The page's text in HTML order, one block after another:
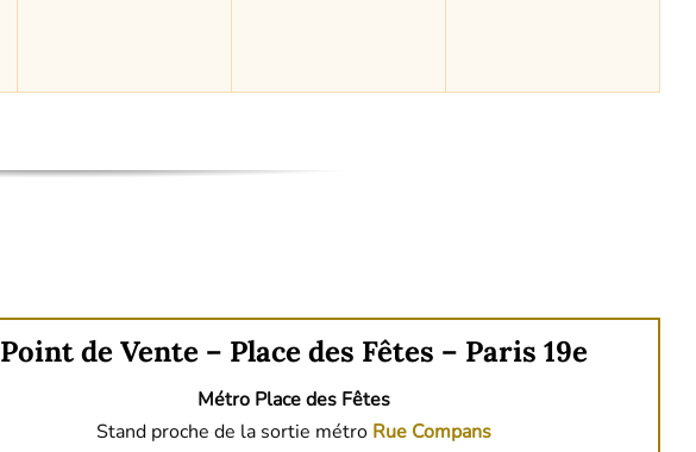
Point de Vente – Place des Fêtes – Paris 19e
Métro Place des Fêtes
Stand proche de la sortie métro Rue Compans